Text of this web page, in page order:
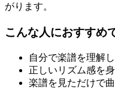
がります。
こんな人におすすめ
自分で楽譜を理解
正しいリズム感を
楽譜を見ただけで